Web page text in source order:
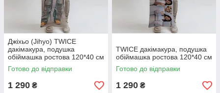
Джіхьо (Jihyo) TWICE
дакімакура, подушка
обіймашка ростова 120*40 см
Готово до відправки
1 290 ₴
TWICE дакімакура, подушка
обіймашка ростова 120*40 см
Готово до відправки
1 290 ₴